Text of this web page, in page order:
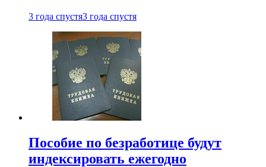
3 года спустя3 года спустя
Пособие по безработице будут
индексировать ежегодно